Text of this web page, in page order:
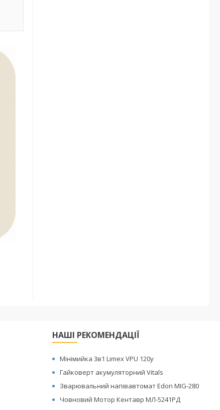
НАШІ РЕКОМЕНДАЦІЇ
Мінімийка 3в1 Limex VPU 120y
Гайковерт акумуляторний Vitals
Зварювальний напівавтомат Edon MIG-280
Човновий Мотор Кентавр МЛ-5241РД